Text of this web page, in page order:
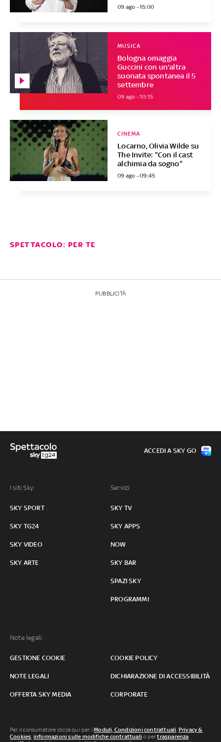
09 ago - 15:00
Bologna omaggia
Guccini con un'altra
suonata spontanea il 5
settembre
MUSICA
09 ago - 10:15
Locarno, Olivia Wilde su
The Invite: “Con il cast
alchimia da sogno”
CINEMA
09 ago - 09:45
SPETTACOLO: PER TE
PUBBLICITÀ
I siti Sky:
SKY SPORT
SKY TG24
SKY VIDEO
SKY ARTE
Servizi:
SKY TV
SKY APPS
NOW
SKY BAR
SPAZI SKY
PROGRAMMI
Note legali:
GESTIONE COOKIE COOKIE POLICY
NOTE LEGALI DICHIARAZIONE DI ACCESSIBILITÀ
OFFERTA SKY MEDIA CORPORATE
ACCEDI A SKY GO
Per il consumatore clicca qui per iModuli, Condizioni contrattuali Privacy &
Cookies informazioni sulle modifiche contrattuali o pertrasparenza